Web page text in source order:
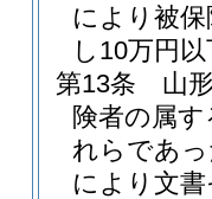
により被
し10万円
第13条
山
険者の属
れらであ
により文